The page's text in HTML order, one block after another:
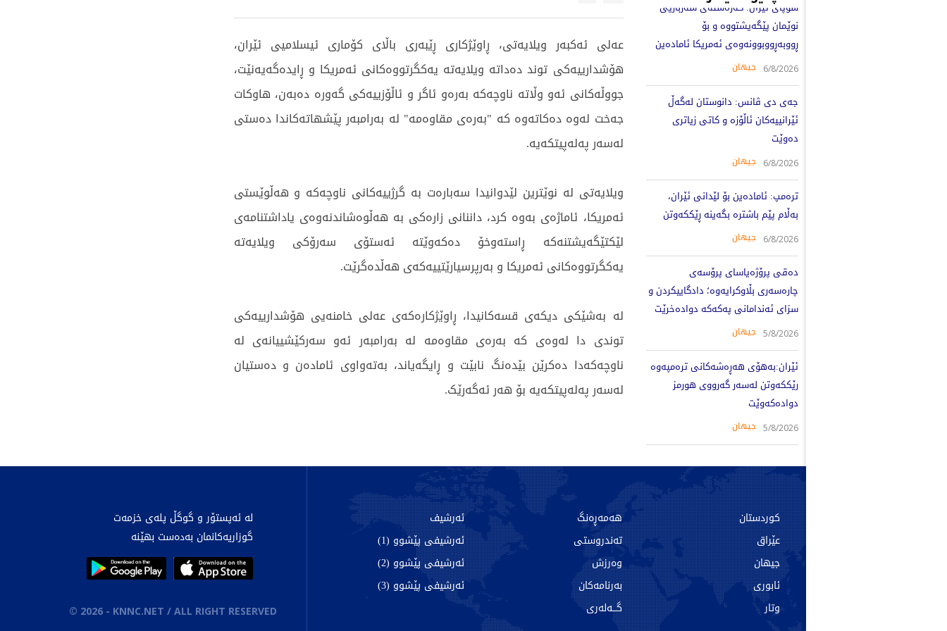
سوپای ئێران: کەرەستەی سەربازیی
نوێمان پێگەیشتووە و بۆ
ڕووبەڕووبوونەوەی ئەمریکا ئامادەین
6/8/2026 جیهان
جەی دی ڤانس: دانوستان لەگەڵ
ئێرانییەکان ئاڵۆزە و کاتی زیاتری
دەوێت
6/8/2026 جیهان
ترەمپ: ئامادەین بۆ لێدانی ئێران،
بەڵام پێم باشترە بگەینە ڕێککەوتن
6/8/2026 جیهان
دەقی پرۆژەیاسای پرۆسەی
چارەسەری بڵاوکرایەوە؛ دادگاییکردن و
سزای ئەندامانی پەکەکە دوادەخرێت
5/8/2026 جیهان
ئێران:بەهۆی هەڕەشەکانی ترەمپەوە
رێککەوتن لەسەر گەرووی هورمز
دوادەکەوێت
5/8/2026 جیهان
عەلی ئەکبەر ویلایەتی، ڕاوێژکاری ڕێبەری باڵای کۆماری ئیسلامیی ئێران،
هۆشدارییەکی توند دەداتە ویلایەتە یەکگرتووەکانی ئەمریکا و ڕایدەگەیەنێت،
جووڵەکانی ئەو وڵاتە ناوچەکە بەرەو ئاگر و ئاڵۆزییەکی گەورە دەبەن، هاوکات
جەخت لەوە دەکاتەوە کە "بەرەی مقاوەمە" لە بەرامبەر پێشهاتەکاندا دەستی
لەسەر پەلەپیتکەیە.
ویلایەتی لە نوێترین لێدوانیدا سەبارەت بە گرژییەکانی ناوچەکە و هەڵوێستی
ئەمریکا، ئاماژەی بەوە کرد، داننانی زارەکی بە هەڵوەشاندنەوەی یاداشتنامەی
لێکتێگەیشتنەکە ڕاستەوخۆ دەکەوێتە ئەستۆی سەرۆکی ویلایەتە
یەکگرتووەکانی ئەمریکا و بەرپرسیارێتییەکەی هەڵدەگرێت.
لە بەشێکی دیکەی قسەکانیدا، ڕاوێژکارەکەی عەلی خامنەیی هۆشدارییەکی
توندی دا لەوەی کە بەرەی مقاوەمە لە بەرامبەر ئەو سەرکێشییانەی لە
ناوچەکەدا دەکرێن بێدەنگ نابێت و ڕایگەیاند، بەتەواوی ئامادەن و دەستیان
لەسەر پەلەپیتکەیە بۆ هەر ئەگەرێک.
کوردستان
عێراق
جیهان
ئابوری
وتار
هەمەڕەنگ
تەندروستی
وەرزش
بەرنامەکان
گـــەلەری
ئەرشیف
ئەرشیفی پێشوو (1)
ئەرشیفی پێشوو (2)
ئەرشیفی پێشوو (3)
لە ئەپستۆر و گوگڵ پلەی خزمەت
گوزاریەکانمان بەدەست بهێنە
© 2026- KNNC.NET / ALL RIGHT RESERVED